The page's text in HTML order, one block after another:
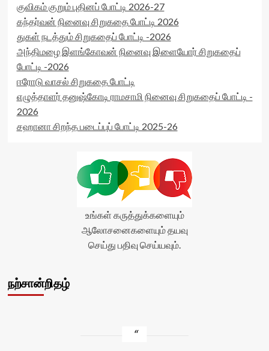
குவிகம் குறும் புதினப் போட்டி 2026-27
கந்தர்வன் நினைவு சிறுகதை போட்டி 2026
துகள் நடத்தும் சிறுகதைப் போட்டி -2026
அந்திமழை இளங்கோவன் நினைவு இளையோர் சிறுகதைப்
போட்டி -2026
ஈரோடு வாசல் சிறுகதை போட்டி
எழுத்தாளர் தனுஷ்கோடி ராமசாமி நினைவு சிறுகதைப் போட்டி -
2026
சஹானா சிறந்த படைப்புப் போட்டி 2025-26
உங்கள் கருத்துக்களையும்
ஆலோசனைகளையும் தயவு
செய்து பதிவு செய்யவும்.
நற்சான்றிதழ்